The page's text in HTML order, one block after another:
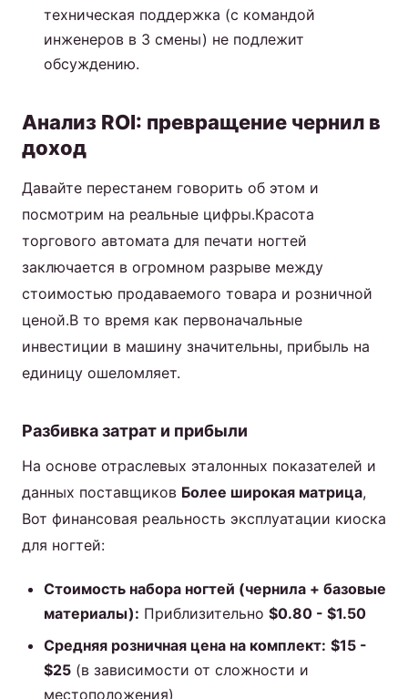
техническая поддержка (с командой
инженеров в 3 смены) не подлежит
обсуждению.
Анализ ROI: превращение чернил в
доход
Давайте перестанем говорить об этом и
посмотрим на реальные цифры.Красота
торгового автомата для печати ногтей
заключается в огромном разрыве между
стоимостью продаваемого товара и розничной
ценой.В то время как первоначальные
инвестиции в машину значительны, прибыль на
единицу ошеломляет.
Разбивка затрат и прибыли
На основе отраслевых эталонных показателей и
данных поставщиков Более широкая матрица,
Вот финансовая реальность эксплуатации киоска
для ногтей:
Стоимость набора ногтей (чернила + базовые
материалы): Приблизительно $0.80 - $1.50
Средняя розничная цена на комплект: $15 -
$25 (в зависимости от сложности и
местоположения)